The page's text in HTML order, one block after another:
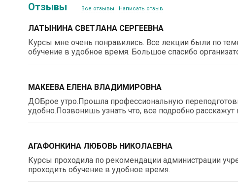
Отзывы Все отзывы Написать отзыв
ЛАТЫНИНА СВЕТЛАНА СЕРГЕЕВНА
Курсы мне очень понравились. Все лекции были по
обучение в удобное время. Большое спасибо
МАКЕЕВА ЕЛЕНА ВЛАДИМИРОВНА
ДОБрое утро.Прошла профессиональную
удобно.Позвонишь узнать что, все подробно
АГАФОНКИНА ЛЮБОВЬ НИКОЛАЕВНА
Курсы проходила по рекомендации администрации
проходить обучение в удобное время.